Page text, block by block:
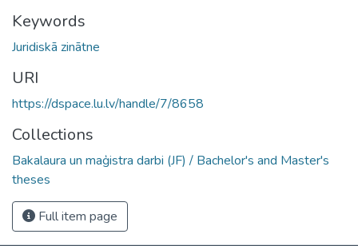
Keywords
Juridiskā zinātne
URI
https://dspace.lu.lv/handle/7/8658
Collections
Bakalaura un maģistra darbi (JF) / Bachelor's and Master's
theses
Full item page